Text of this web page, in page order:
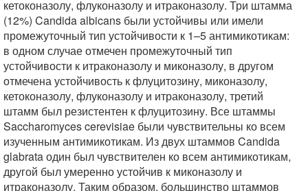
кетоконазолу, флуконазолу и итраконазолу. Три штамма
(12%) Candida albicans были устойчивы или имели
промежуточный тип устойчивости к 1–5 антимикотикам:
в одном случае отмечен промежуточный тип
устойчивости к итраконазолу и миконазолу, в другом
отмечена устойчивость к флуцитозину, миконазолу,
кетоконазолу, флуконазолу и итраконазолу, третий
штамм был резистентен к флуцитозину. Все штаммы
Saccharomyces cerevisiae были чувствительны ко всем
изученным антимикотикам. Из двух штаммов Candida
glabrata один был чувствителен ко всем антимикотикам,
другой был умеренно устойчив к миконазолу и
итраконазолу. Таким образом, большинство штаммов